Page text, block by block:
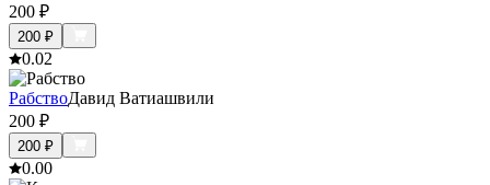
200 ₽
200 ₽
0.02
РабствоДавид Ватиашвили
200 ₽
200 ₽
0.00